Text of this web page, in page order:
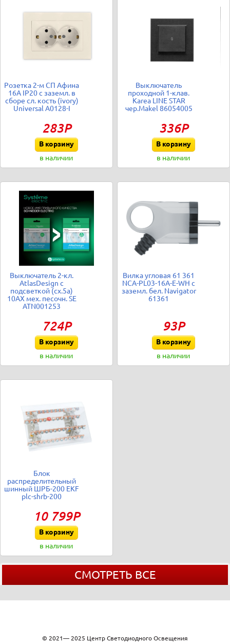
Розетка 2-м СП Афина
16А IP20 с заземл. в
сборе сл. кость (ivory)
Universal A0128-I
283Р
В корзину
в наличии
Выключатель
проходной 1-клав.
Karea LINE STAR
чер.Makel 86054005
336Р
В корзину
в наличии
Выключатель 2-кл.
AtlasDesign с
подсветкой (сх.5а)
10AX мех. песочн. SE
ATN001253
724Р
В корзину
в наличии
Вилка угловая 61 361
NCA-PL03-16A-E-WH с
заземл. бел. Navigator
61361
93Р
В корзину
в наличии
Блок
распределительный
шинный ШРБ-200 EKF
plc-shrb-200
10 799Р
В корзину
в наличии
СМОТРЕТЬ ВСЕ
© 2021— 2025 Центр Светодиодного Освещения